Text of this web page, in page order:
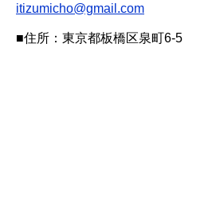
itizumicho@gmail.com
■住所：東京都板橋区泉町6-5